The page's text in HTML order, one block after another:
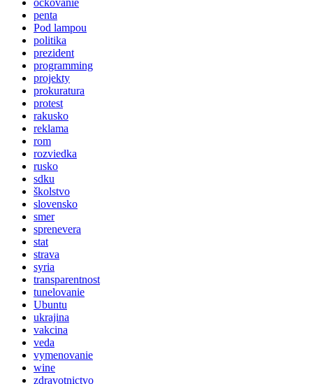
penta
Pod lampou
politika
prezident
programming
projekty
prokuratura
protest
rakusko
reklama
rom
rozviedka
rusko
sdku
školstvo
slovensko
smer
sprenevera
stat
strava
syria
transparentnost
tunelovanie
Ubuntu
ukrajina
vakcina
veda
vymenovanie
wine
zdravotnictvo